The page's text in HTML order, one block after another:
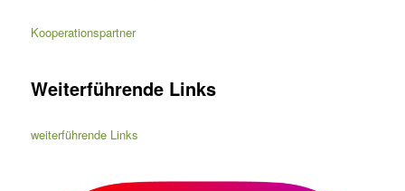
Kooperationspartner
Weiterführende Links
weiterführende Links